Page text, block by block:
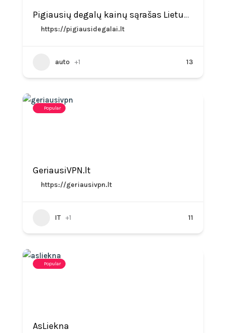
Pigiausių degalų kainų sąrašas Lietuvoje – PigiausiDegalai.lt
https://pigiausidegalai.lt
auto +1 13
Popular
GeriausiVPN.lt
https://geriausivpn.lt
IT +1 11
Popular
AsLiekna